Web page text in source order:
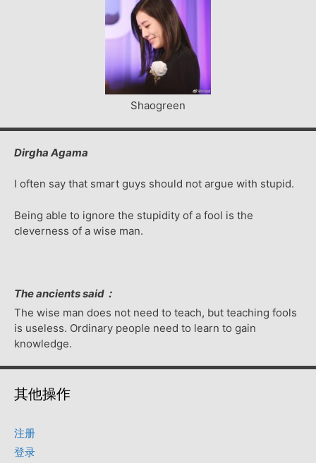
Shaogreen
Dirgha Agama
I often say that smart guys should not argue with stupid.
Being able to ignore the stupidity of a fool is the
cleverness of a wise man.
The ancients said：
The wise man does not need to teach, but teaching fools
is useless. Ordinary people need to learn to gain
knowledge.
其他操作
注册
登录